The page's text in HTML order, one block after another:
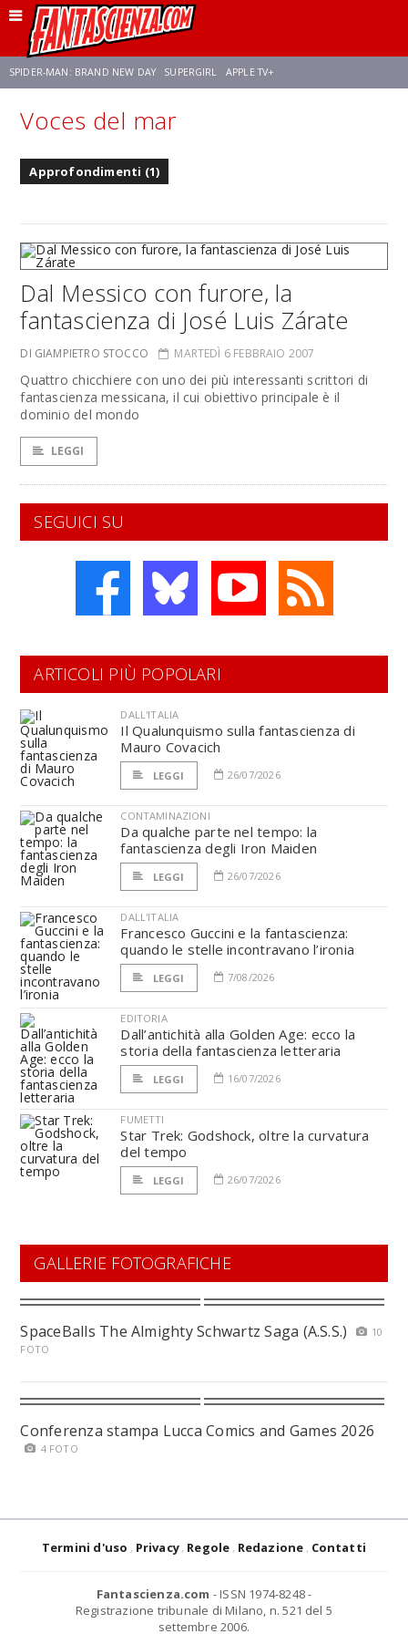
SPIDER-MAN: BRAND NEW DAY SUPERGIRL APPLE TV+
FRANCO RICCIARDIELLO ZENDAYA
Voces del mar
Approfondimenti (1)
Dal Messico con furore, la
fantascienza di José Luis Zárate
DI GIAMPIETRO STOCCO MARTEDÌ 6 FEBBRAIO 2007
Quattro chicchiere con uno dei più interessanti scrittori di
fantascienza messicana, il cui obiettivo principale è il
dominio del mondo
LEGGI
SEGUICI SU
ARTICOLI PIÙ POPOLARI
DALL'ITALIA
Il Qualunquismo sulla fantascienza di
Mauro Covacich
LEGGI 26/07/2026
CONTAMINAZIONI
Da qualche parte nel tempo: la
fantascienza degli Iron Maiden
LEGGI 26/07/2026
DALL'ITALIA
Francesco Guccini e la fantascienza:
quando le stelle incontravano l’ironia
LEGGI 7/08/2026
EDITORIA
Dall’antichità alla Golden Age: ecco la
storia della fantascienza letteraria
LEGGI 16/07/2026
FUMETTI
Star Trek: Godshock, oltre la curvatura
del tempo
LEGGI 26/07/2026
GALLERIE FOTOGRAFICHE
SpaceBalls The Almighty Schwartz Saga (A.S.S.)
10
FOTO
Conferenza stampa Lucca Comics and Games 2026
4 FOTO
Termini d'uso Privacy Regole Redazione Contatti
Fantascienza.com - ISSN 1974-8248 -
Registrazione tribunale di Milano, n. 521 del 5
settembre 2006.